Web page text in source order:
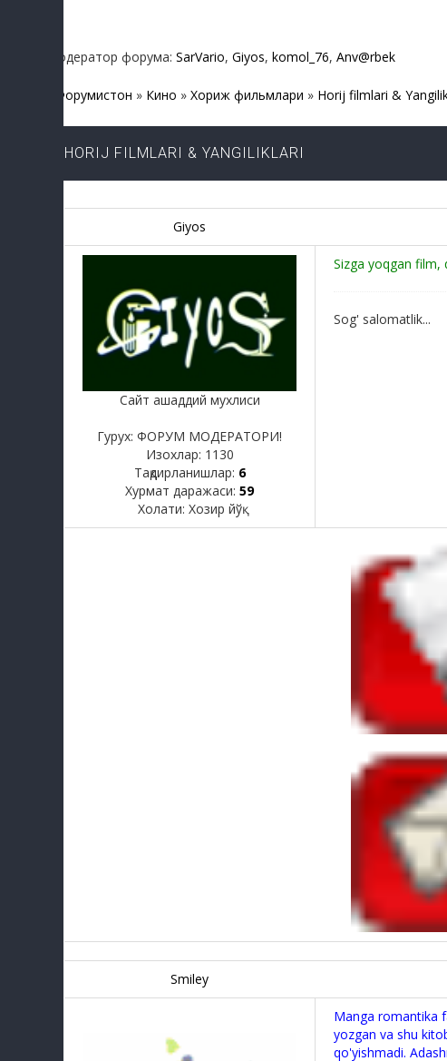
Модератор форума: SarVario, Giyos, komol_76, Anv@rbek
Форумистон » Кино » Хориж фильмлари » Horij filmlari &
HORIJ FILMLARI & YANGILIKLARI
Giyos
Сайт ашаддий мухлиси
Гурух: ФОРУМ МОДЕРАТОРИ!
Изохлар: 1130
Тақдирланишлар: 6
Хурмат даражаси: 59
Холати: Хозир йўқ
Sizga yoqgan film,
Sog' salomatlik...
Smiley
Manga romantika
yozgan va shu
qo'yishmadi.